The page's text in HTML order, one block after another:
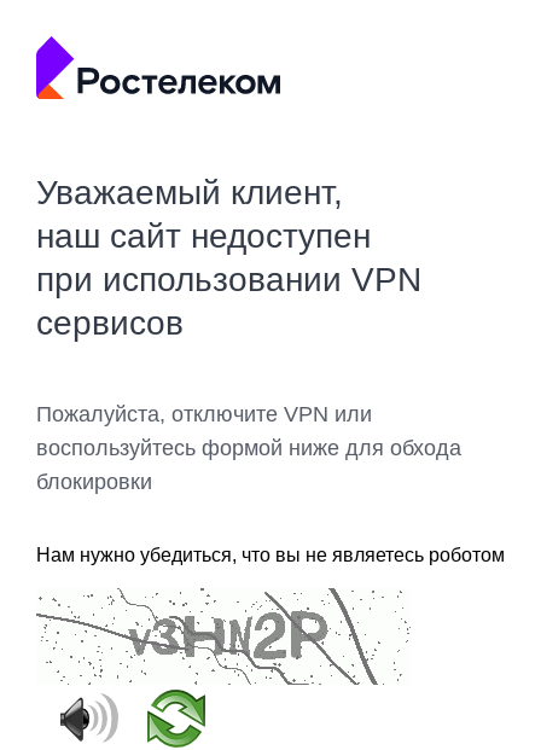
Уважаемый клиент,
наш сайт недоступен
при использовании VPN
сервисов
Пожалуйста, отключите VPN или
воспользуйтесь формой ниже для обхода
блокировки
Нам нужно убедиться, что вы не являетесь роботом